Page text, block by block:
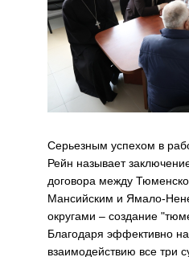
Серьезным успехом в
Рейн называет
договора между
Мансийским и Ямало-
округами – создание
Благодаря эффективно
взаимодействию все три